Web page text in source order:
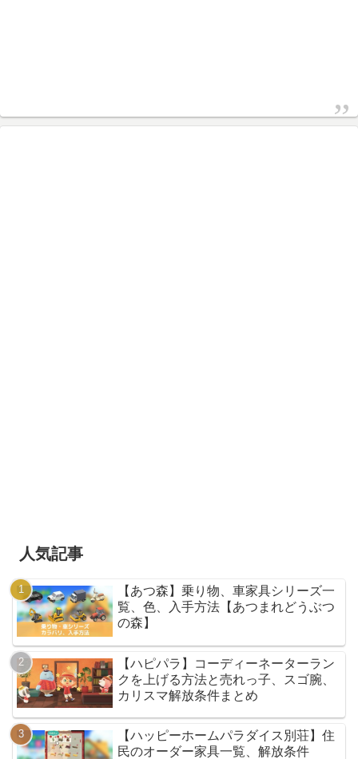
人気記事
【あつ森】乗り物、車家具シリーズ一
覧、色、入手方法【あつまれどうぶつ
の森】
【ハピパラ】コーディーネーターラン
クを上げる方法と売れっ子、スゴ腕、
カリスマ解放条件まとめ
【ハッピーホームパラダイス別荘】住
民のオーダー家具一覧、解放条件